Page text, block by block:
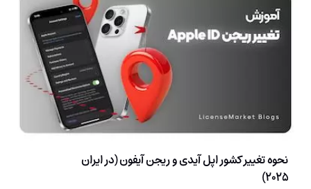
نحوه تغییر کشور اپل آیدی و ریجن آیفون (در ایران
2025)